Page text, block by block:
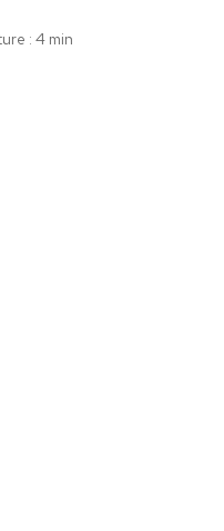
: 4 min